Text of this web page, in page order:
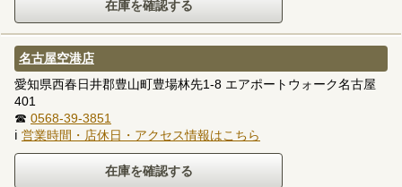
名古屋空港店
愛知県西春日井郡豊山町豊場林先1-8 エアポートウォーク名古屋
401
☎ 0568-39-3851
ℹ 営業時間・店休日・アクセス情報はこちら